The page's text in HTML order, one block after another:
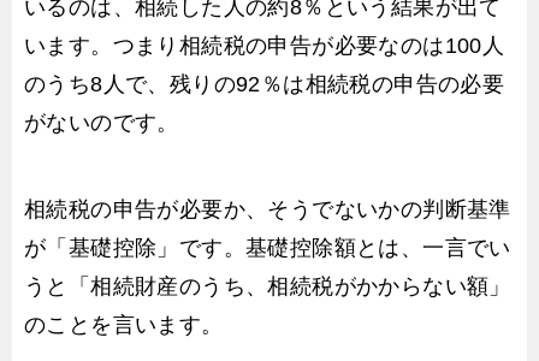
いるのは、相続した人の約8％という結果が出て
います。つまり相続税の申告が必要なのは100人
のうち8人で、残りの92％は相続税の申告の必要
がないのです。
相続税の申告が必要か、そうでないかの判断基準
が「基礎控除」です。基礎控除額とは、一言でい
うと「相続財産のうち、相続税がかからない額」
のことを言います。